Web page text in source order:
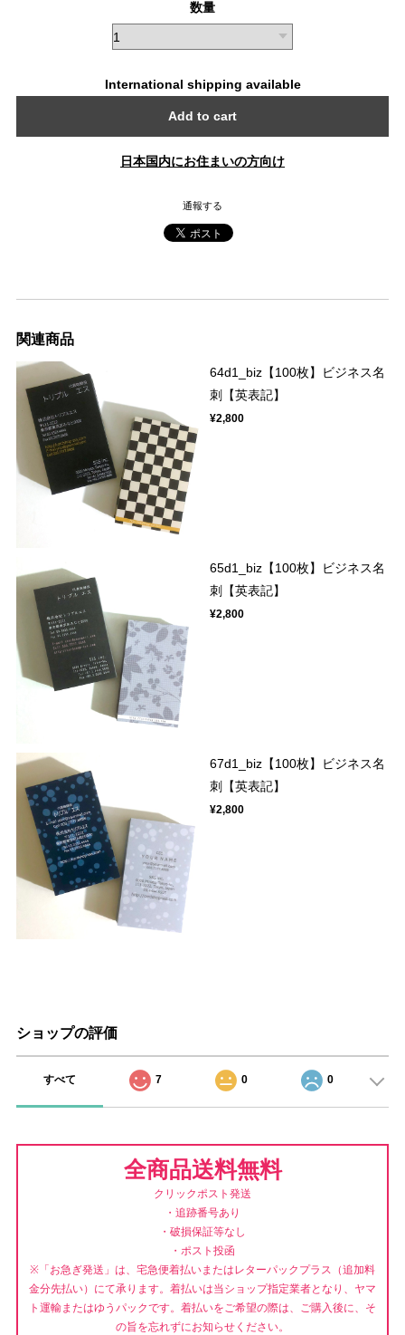
数量
International shipping available
Add to cart
日本国内にお住まいの方向け
通報する
関連商品
64d1_biz【100枚】ビジネス名
刺【英表記】
¥2,800
65d1_biz【100枚】ビジネス名
刺【英表記】
¥2,800
67d1_biz【100枚】ビジネス名
刺【英表記】
¥2,800
ショップの評価
すべて 7 0 0
全商品送料無料
クリックポスト発送
・追跡番号あり
・破損保証等なし
・ポスト投函
※「お急ぎ発送」は、宅急便着払いまたはレターパックプラス（追加料
金分先払い）にて承ります。着払いは当ショップ指定業者となり、ヤマ
ト運輸またはゆうパックです。着払いをご希望の際は、ご購入後に、そ
の旨を忘れずにお知らせください。